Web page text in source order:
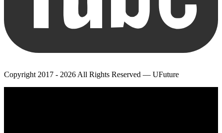
Copyright 2017 - 2026 All Rights Reserved — UFuture